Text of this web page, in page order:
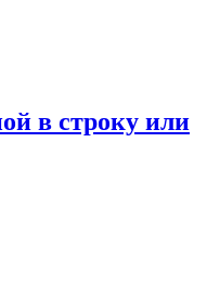
в строку или